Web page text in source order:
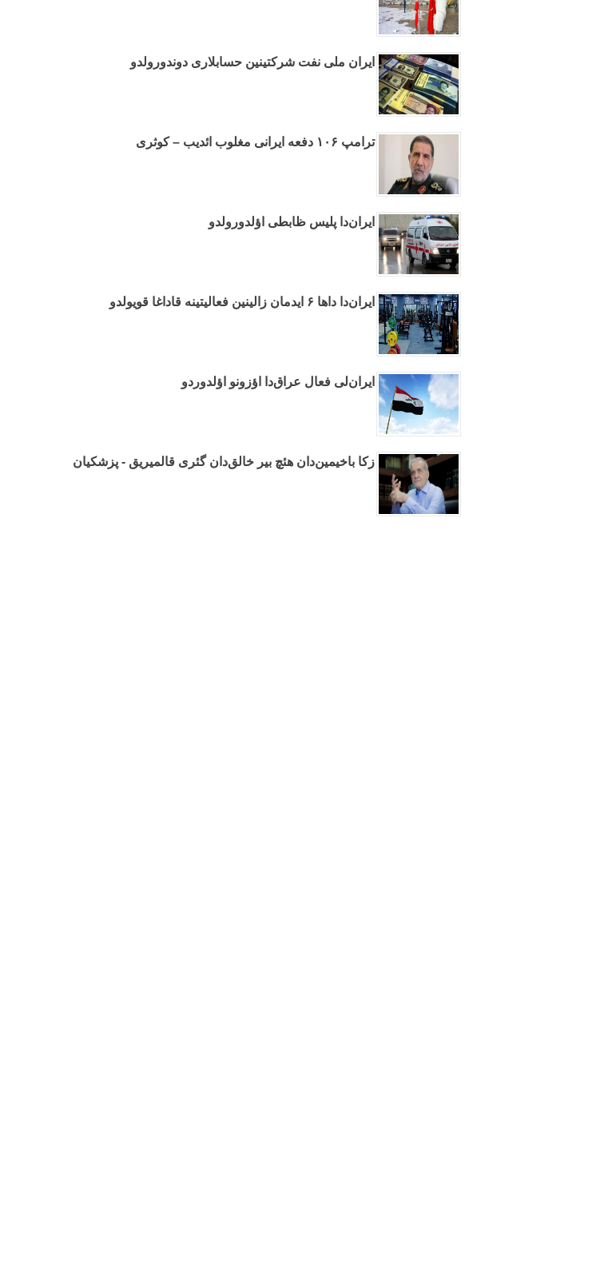
ایران ملی نفت شرکتینین حسابلاری دوندورولدو
ترامپ ۱۰۶ دفعه ایرانی مغلوب ائدیب – کوثری
ایران‌دا پلیس ظابطی اؤلدورولدو
ایران‌دا داها ۶ ایدمان زالینین فعالیتینه قاداغا قویولدو
ایران‌لی فعال عراق‌دا اؤزونو اؤلدوردو
زکا باخیمین‌دان هئچ بیر خالق‌دان گئری قالمیریق - پزشکیان